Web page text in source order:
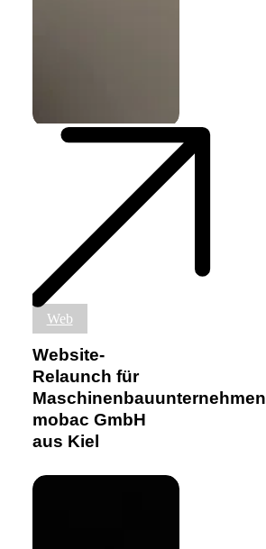
Website-
Relaunch
für
Maschinenbauunternehmen
mobac
GmbH
aus
Web
Website-
Relaunch für
Maschinenbauunternehmen
mobac GmbH
aus Kiel